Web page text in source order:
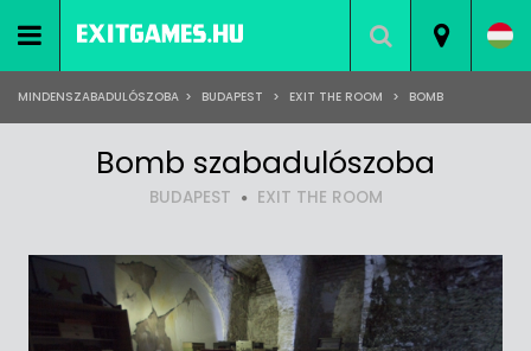
MINDENSZABADULÓSZOBA > BUDAPEST > EXIT THE ROOM > BOMB
Bomb szabadulószoba
BUDAPEST EXIT THE ROOM